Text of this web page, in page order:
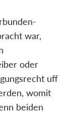
war,
oder
uff
womit
beiden